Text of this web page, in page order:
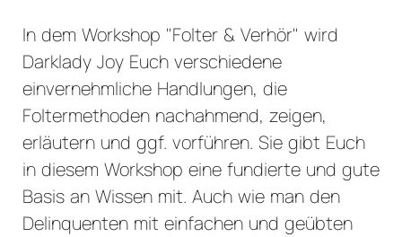
In dem Workshop "Folter & Verhör" wird
Darklady Joy Euch verschiedene
einvernehmliche Handlungen, die
Foltermethoden nachahmend, zeigen,
erläutern und ggf. vorführen. Sie gibt Euch
in diesem Workshop eine fundierte und gute
Basis an Wissen mit. Auch wie man den
Delinquenten mit einfachen und geübten